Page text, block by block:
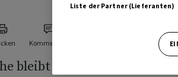
Kommentare
bleibt in der Schweiz auf
Liste der Partner (Lieferanten)